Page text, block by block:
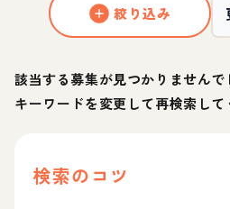
絞り込み
該当する募集が見つかりませんで
キーワードを変更して再検索して
検索のコツ